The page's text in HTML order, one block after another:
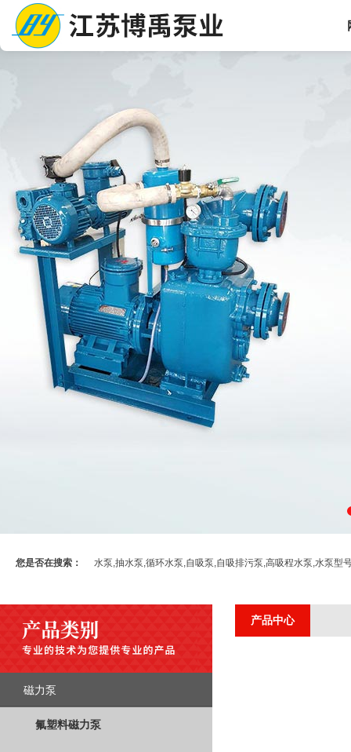
您是否在搜索： 水泵,抽水泵,循环水泵,自吸泵,自吸排污泵,高吸程水泵,水泵型
磁力泵
氟塑料磁力泵
产品中心